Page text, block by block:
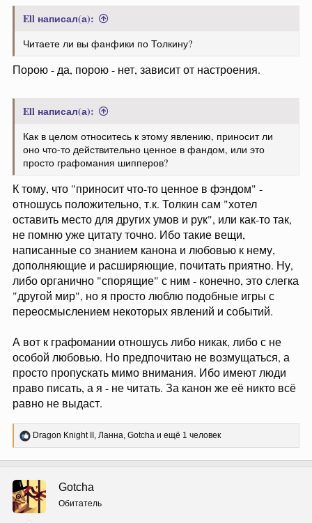
Ell написал(а):
Читаете ли вы фанфики по Толкину?
Порою - да, порою - нет, зависит от настроения.
Ell написал(а):
Как в целом относитесь к этому явлению, приносит ли
оно что-то действительно ценное в фандом, или это
просто графомания шипперов?
К тому, что "приносит что-то ценное в фэндом" -
отношусь положительно, т.к. Толкин сам "хотел
оставить место для других умов и рук", или как-то так,
не помню уже цитату точно. Ибо такие вещи,
написанные со знанием канона и любовью к нему,
дополняющие и расширяющие, почитать приятно. Ну,
либо органично "спорящие" с ним - конечно, это слегка
"другой мир", но я просто люблю подобные игры с
переосмыслением некоторых явлений и событий.
А вот к графомании отношусь либо никак, либо с не
особой любовью. Но предпочитаю не возмущаться, а
просто пропускать мимо внимания. Ибо имеют люди
право писать, а я - не читать. За канон же её никто всё
равно не выдаст.
Р
е
ц
и
и
:
Dragon Knight II , Ланна, Gotcha и ещё 1 человек
Gotcha
Обитатель